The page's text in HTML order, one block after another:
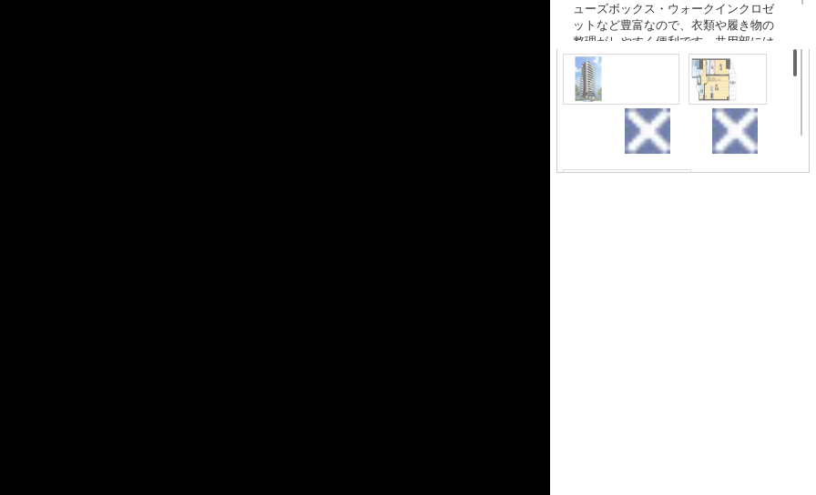
ューズボックス・ウォークインクロゼ
ットなど豊富なので、衣類や履き物の
整理がしやすく便利です。共用部には
宅配ボックスが付いているため、好き
なタイミングで荷物を受け取ることが
できます。セキュリティ面は、オート
ロック・TVインターホンなどを備え付
けているので安心して暮らせます。室
内設備は洗面所独立・浴室乾燥機など
が揃っており、とても充実していま
す。通信速度が速く時間も節約できる
外観もき
れいです
間取り